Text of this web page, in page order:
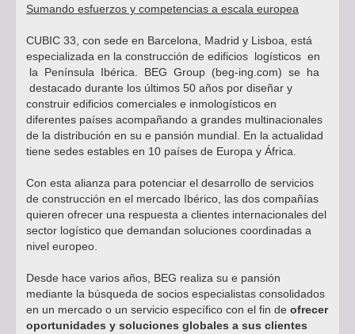
Sumando esfuerzos y competencias a escala europea
CUBIC 33, con sede en Barcelona, Madrid y Lisboa, está
especializada en la construcción de edificios logísticos en
la Península Ibérica. BEG Group (beg-ing.com) se ha
destacado durante los últimos 50 años por diseñar y
construir edificios comerciales e inmologísticos en
diferentes países acompañando a grandes multinacionales
de la distribución en su e pansión mundial. En la actualidad
tiene sedes estables en 10 países de Europa y África.
Con esta alianza para potenciar el desarrollo de servicios
de construcción en el mercado Ibérico, las dos compañías
quieren ofrecer una respuesta a clientes internacionales del
sector logístico que demandan soluciones coordinadas a
nivel europeo.
Desde hace varios años, BEG realiza su e pansión
mediante la búsqueda de socios especialistas consolidados
en un mercado o un servicio específico con el fin de ofrecer
oportunidades y soluciones globales a sus clientes